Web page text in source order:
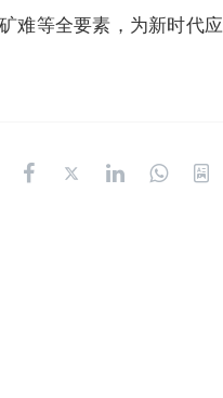
难等全要素，为新时代应